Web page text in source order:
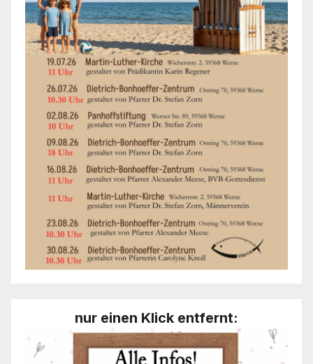
nur einen Klick entfernt: